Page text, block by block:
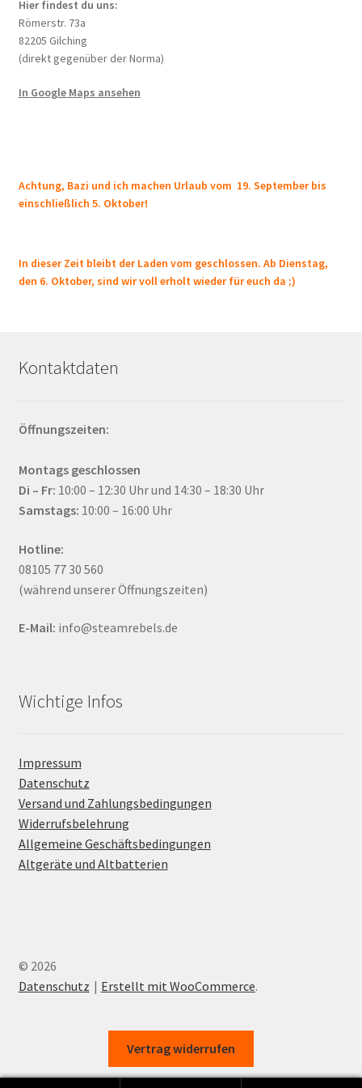
Hier findest du uns:
Römerstr. 73a
82205 Gilching
(direkt gegenüber der Norma)
In Google Maps ansehen
Achtung, Bazi und ich machen Urlaub vom 19. September bis
einschließlich 5. Oktober!
In dieser Zeit bleibt der Laden vom geschlossen. Ab Dienstag,
den 6. Oktober, sind wir voll erholt wieder für euch da ;)
Kontaktdaten
Öffnungszeiten:
Montags geschlossen
Di – Fr: 10:00 – 12:30 Uhr und 14:30 – 18:30 Uhr
Samstags: 10:00 – 16:00 Uhr
Hotline:
08105 77 30 560
(während unserer Öffnungszeiten)
E-Mail: info@steamrebels.de
Wichtige Infos
Impressum
Datenschutz
Versand und Zahlungsbedingungen
Widerrufsbelehrung
Allgemeine Geschäftsbedingungen
Altgeräte und Altbatterien
© 2026
Datenschutz
Erstellt mit WooCommerce.
Vertrag widerrufen